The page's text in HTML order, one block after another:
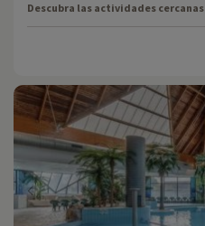
Descubra las actividades cercanas